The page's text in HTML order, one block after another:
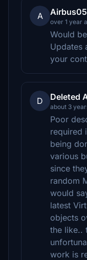
A Airbus05
over 1 year
Would
Updates
your
D Deleted
about 3
Poor
required
being
various
since
random
would
latest
objects
the like..
work is